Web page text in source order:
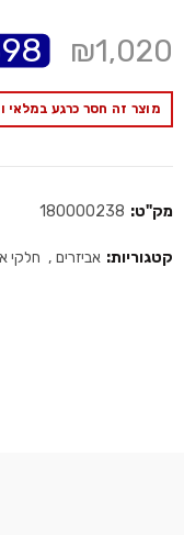
₪1,020
מוצר זה חסר כרגע במלאי
מק"ט: 180000238
קטגוריות: אביזרים , חלקי